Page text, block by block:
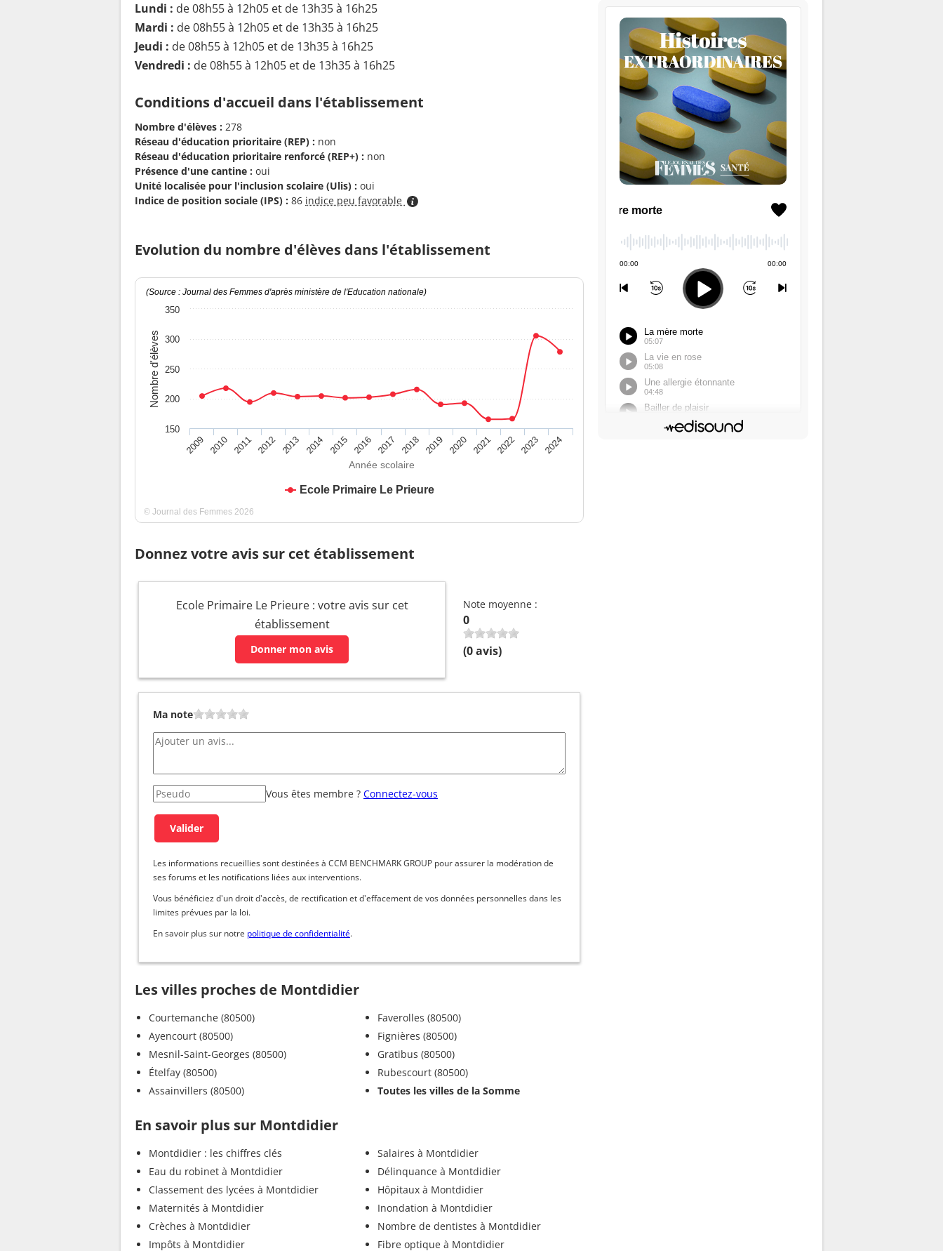
Lundi : de 08h55 à 12h05 et de 13h35 à 16h25
Mardi : de 08h55 à 12h05 et de 13h35 à 16h25
Jeudi : de 08h55 à 12h05 et de 13h35 à 16h25
Vendredi : de 08h55 à 12h05 et de 13h35 à 16h25
Conditions d'accueil dans l'établissement
Nombre d'élèves : 278
Réseau d'éducation prioritaire (REP) : non
Réseau d'éducation prioritaire renforcé (REP+) : non
Présence d'une cantine : oui
Unité localisée pour l'inclusion scolaire (Ulis) : oui
Indice de position sociale (IPS) : 86 indice peu favorable
Evolution du nombre d'élèves dans l'établissement
Année scolaire
Nombre d'élèves
(Source : Journal des Femmes d'après ministère de l'Education nationale)
Ecole Primaire Le Prieure
2009 2010 2011 2012 2013 2014 2015 2016 2017 2018 2019 2020 2021 2022 2023 2024
150
200
250
300
350
© Journal des Femmes 2026
Donnez votre avis sur cet établissement
Ecole Primaire Le Prieure : votre avis sur cet
établissement
Donner mon avis
Note moyenne :
0
(0avis)
Ma note
Vous êtes membre ? Connectez-vous
Les informations recueillies sont destinées à CCM BENCHMARK GROUP pour assurer la modération de
ses forums et les notifications liées aux interventions.
Vous bénéficiez d'un droit d'accès, de rectification et d'effacement de vos données personnelles dans les
limites prévues par la loi.
En savoir plus sur notre politique de confidentialité.
Les villes proches de Montdidier
Courtemanche (80500)
Ayencourt (80500)
Mesnil-Saint-Georges (80500)
Ételfay (80500)
Assainvillers (80500)
Faverolles (80500)
Fignières (80500)
Gratibus (80500)
Rubescourt (80500)
Toutes les villes de la Somme
En savoir plus sur Montdidier
Montdidier : les chiffres clés
Eau du robinet à Montdidier
Classement des lycées à Montdidier
Maternités à Montdidier
Crèches à Montdidier
Impôts à Montdidier
Salaires à Montdidier
Délinquance à Montdidier
Hôpitaux à Montdidier
Inondation à Montdidier
Nombre de dentistes à Montdidier
Fibre optique à Montdidier